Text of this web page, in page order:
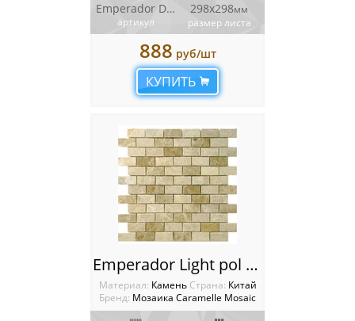
Emperador Dark pol
артикул
298х298мм
размер листа
888 руб/шт
КУПИТЬ
Emperador Light pol Мозаика Caramelle mosaic мрамор
Материал: Камень Cтрана: Китай
Бренд: Мозаика Caramelle Mosaic